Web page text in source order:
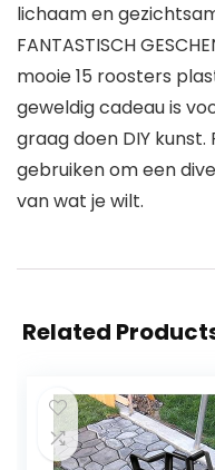
lichaam en
FANTASTISCH
mooie 15 roosters
geweldig cadeau is
graag doen DIY
gebruiken om een
van wat je wilt.
Related